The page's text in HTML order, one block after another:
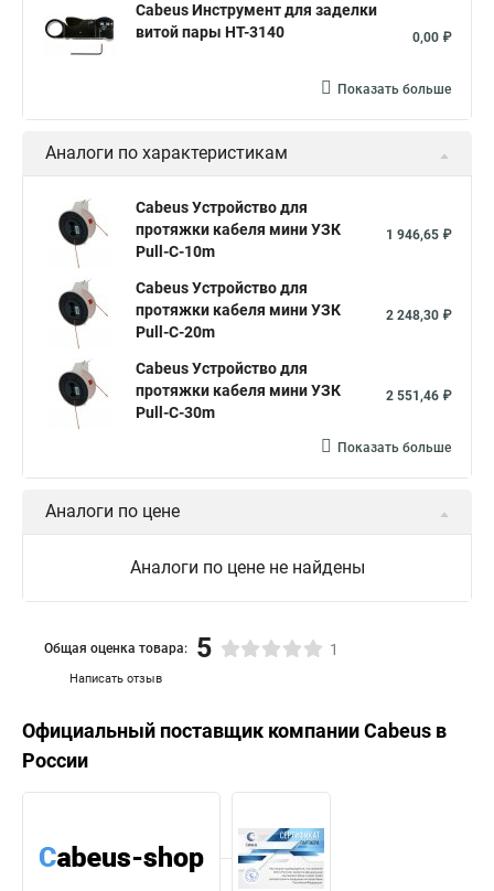
Cabeus Инструмент для заделки
витой пары HT-3140
0,00 ₽
Показать больше
Аналоги по характеристикам
Cabeus Устройство для
протяжки кабеля мини УЗК
Pull-C-10m
1 946,65 ₽
Cabeus Устройство для
протяжки кабеля мини УЗК
Pull-C-20m
2 248,30 ₽
Cabeus Устройство для
протяжки кабеля мини УЗК
Pull-C-30m
2 551,46 ₽
Показать больше
Аналоги по цене
Аналоги по цене не найдены
Написать отзыв
Общая оценка товара: 5 1
Официальный поставщик компанииCabeus в
России